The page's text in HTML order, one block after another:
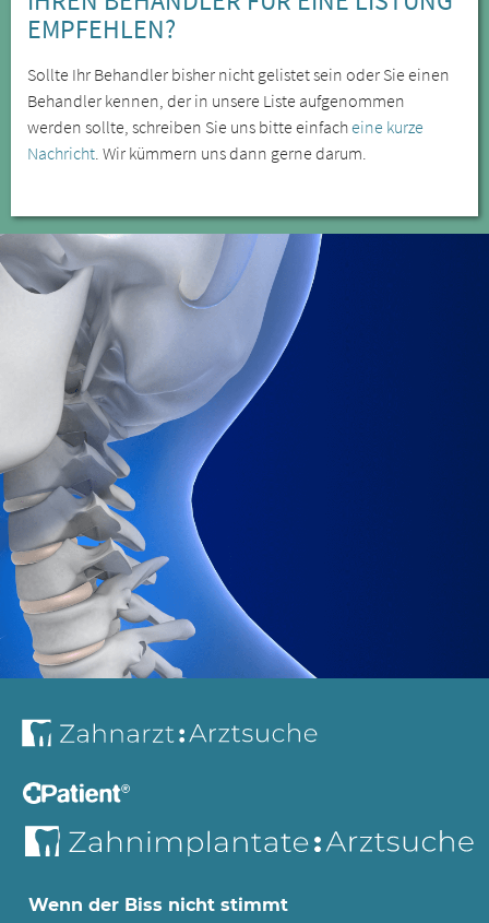
EMPFEHLEN?
Sollte Ihr Behandler bisher nicht gelistet sein oder Sie einen
Behandler kennen, der in unsere Liste aufgenommen
werden sollte, schreiben Sie uns bitte einfacheine kurze
Nachricht. Wir kümmern uns dann gerne darum.
Wenn der Biss nicht stimmt